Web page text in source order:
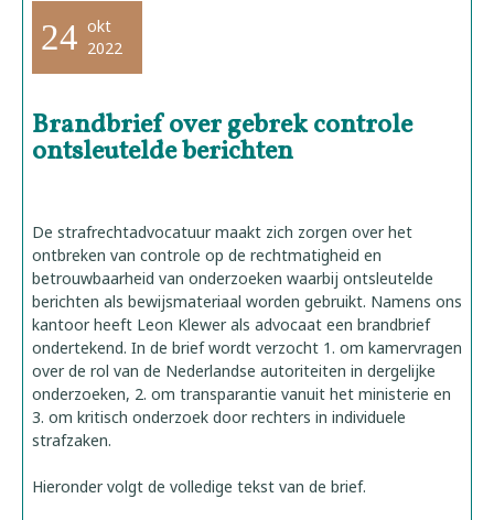
24 okt
2022
Brandbrief over gebrek controle
ontsleutelde berichten
De strafrechtadvocatuur maakt zich zorgen over het
ontbreken van controle op de rechtmatigheid en
betrouwbaarheid van onderzoeken waarbij ontsleutelde
berichten als bewijsmateriaal worden gebruikt. Namens ons
kantoor heeft Leon Klewer als advocaat een brandbrief
ondertekend. In de brief wordt verzocht 1. om kamervragen
over de rol van de Nederlandse autoriteiten in dergelijke
onderzoeken, 2. om transparantie vanuit het ministerie en
3. om kritisch onderzoek door rechters in individuele
strafzaken.
Hieronder volgt de volledige tekst van de brief.